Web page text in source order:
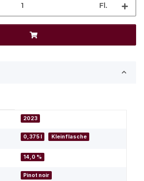
Fl.
2023
0,375 l Kleinflasche
14,0 %
Pinot noir